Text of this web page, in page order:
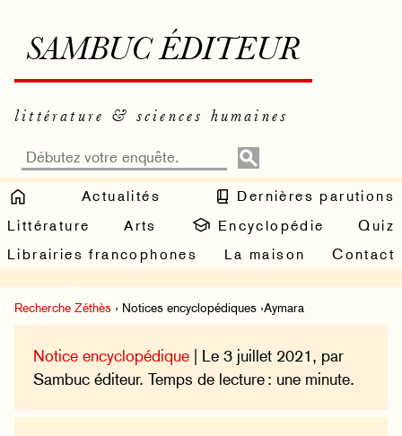
SAMBUC ÉDITEUR
littérature & sciences humaines
Actualités
Dernières parutions
Littérature
Arts Encyclopédie
Quiz
Librairies francophones
La maison Contact
Recherche Zéthès › Notices encyclopédiques ›Aymara
Notice encyclopédique | Le 3 juillet 2021, par
Sambuc éditeur. Temps de lecture : une minute.